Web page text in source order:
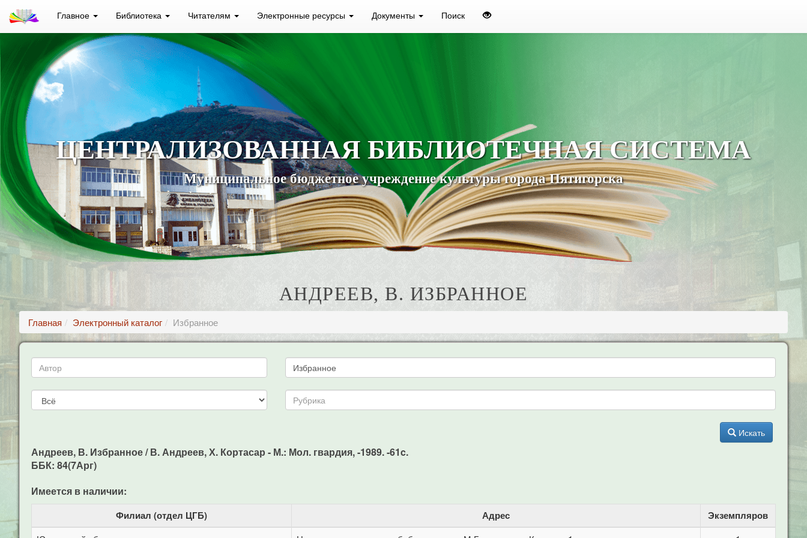
Главное Библиотека Читателям Электронные ресурсы Документы Поиск
ЦЕНТРАЛИЗОВАННАЯ БИБЛИОТЕЧНАЯ СИСТЕМА
Муниципальное бюджетное учреждение культуры города Пятигорска
АНДРЕЕВ, В. ИЗБРАННОЕ
Главная Электронный каталог Избранное
Искать
Андреев, В. Избранное / В. Андреев, Х. Кортасар - М.: Мол. гвардия, -1989. -61c.
ББК: 84(7Арг)
Имеется в наличии:
Филиал (отдел ЦГБ) Адрес Экземпляров